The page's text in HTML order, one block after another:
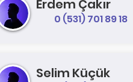
Erdem Çakır
0 (531) 701 89 18
Selim Küçük